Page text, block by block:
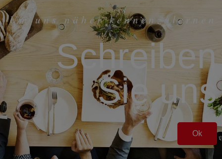
Um uns näher kennenzulernen
Schreiben
Sie uns
Ok